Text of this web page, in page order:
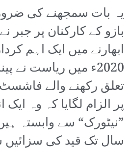
یہ بات سمجھنے کی
بازو کے کارکنان پر
ابھارنے میں ایک اہم
2020ء میں ریاست
تعلق رکھنے والے
پر الزام لگایا کہ وہ